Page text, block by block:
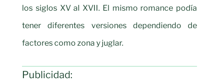
los siglos XV al XVII. El mismo romance podía
tener diferentes versiones dependiendo de
factores como zona y juglar.
Publicidad: